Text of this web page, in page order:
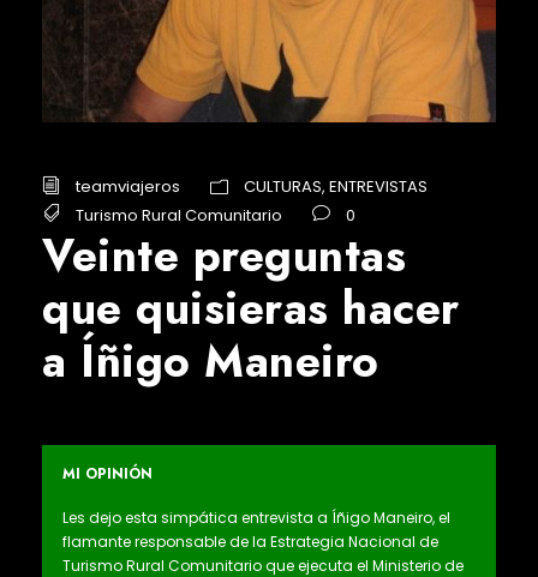
teamviajeros CULTURAS, ENTREVISTAS
Turismo Rural Comunitario
0
Veinte preguntas
que quisieras hacer
a Íñigo Maneiro
MI OPINIÓN
Les dejo esta simpática entrevista a Íñigo Maneiro, el
flamante responsable de la Estrategia Nacional de
Turismo Rural Comunitario que ejecuta el Ministerio de